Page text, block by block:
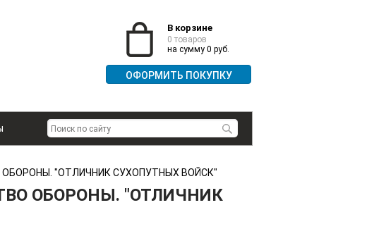
В корзине
0 товаров
на сумму 0 руб.
ОФОРМИТЬ ПОКУПКУ
"ОТЛИЧНИК СУХОПУТНЫХ ВОЙСК"
ОБОРОНЫ. "ОТЛИЧНИК